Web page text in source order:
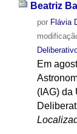
Beatriz
por Flávia
Em
(IAG) da